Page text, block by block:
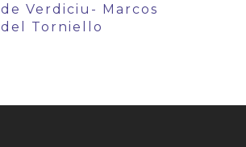
de Verdiciu- Marcos
del Torniello